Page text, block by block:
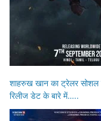
शाहरुख खान का ट्रेलर सोशल
रिलीज डेट के बारे में…..